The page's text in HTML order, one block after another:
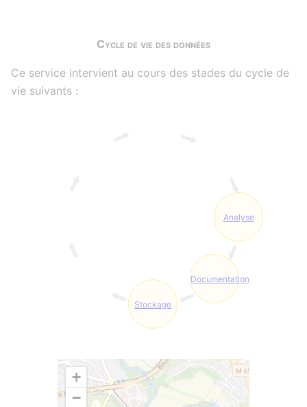
Cycle de vie des données
Ce service intervient au cours des stades du cycle de
vie suivants :
Analyse
Documentation
Stockage
+
−